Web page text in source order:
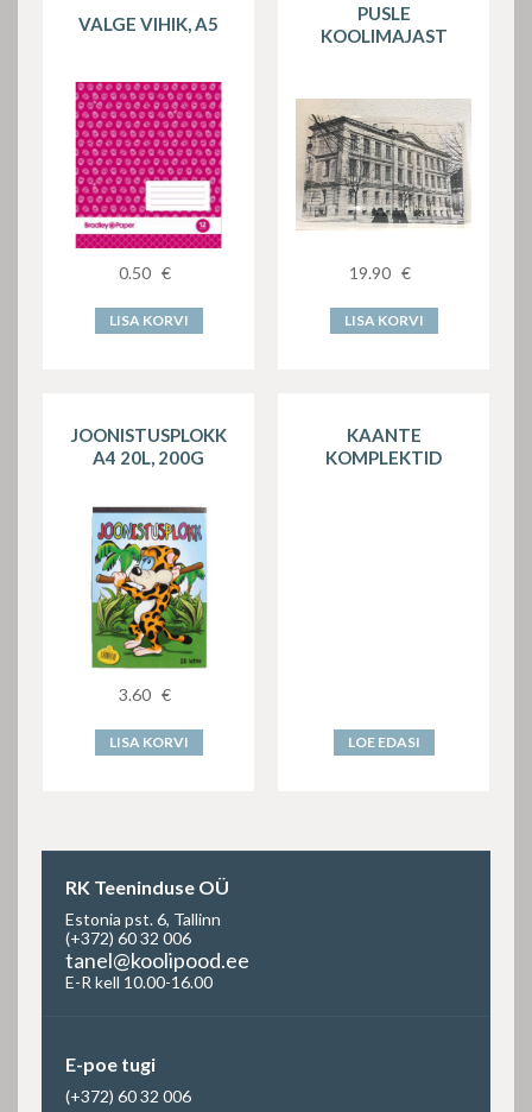
VALGE VIHIK, A5
0.50 €
LISA KORVI
PUSLE
KOOLIMAJAST
19.90 €
LISA KORVI
JOONISTUSPLOKK
A4 20L, 200G
3.60 €
LISA KORVI
KAANTE
KOMPLEKTID
LOE EDASI
RK Teeninduse OÜ
Estonia pst. 6, Tallinn
(+372) 60 32 006
tanel@koolipood.ee
E-R kell 10.00-16.00
E-poe tugi
(+372) 60 32 006